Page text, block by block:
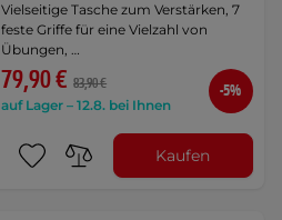
Vielseitige Tasche zum Verstärken, 7
feste Griffe für eine Vielzahl von
Übungen, …
79,90 € 83,90 €
auf Lager – 12.8. bei Ihnen
-5%
Kaufen